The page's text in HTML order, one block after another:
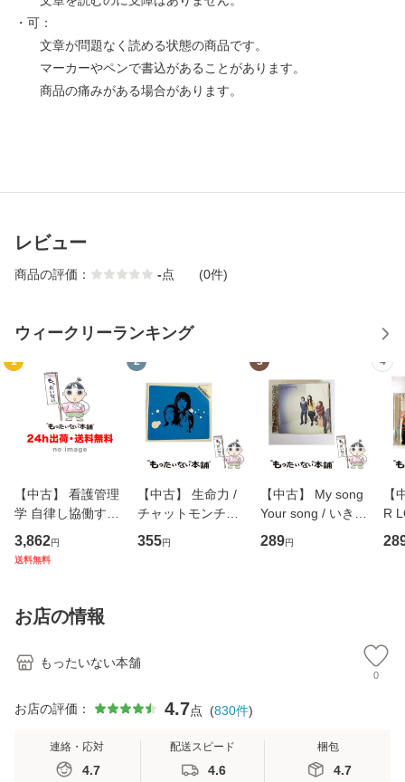
・可：
文章が問題なく読める状態の商品です。
マーカーやペンで書込があることがあります。
商品の痛みがある場合があります。
レビュー
商品の評価： -点 (0件)
ウィークリーランキング
1
【中古】 看護管理
学 自律し協働する
専門職の看護マネ
ジメントスキル 改
恵 藤本幸三 / 南江
堂 [単行
3,862円
送料無料
2
【中古】 生命力 /
チャットモンチー /
キューンレコード
[CD]【メール便送
355円
3
【中古】 My song
Your song / いきも
のがかり / [CD]
【メール便送料無
289円
4
【
R
産
お店の情報
もったいない本舗
0
お店の評価： 4.7点 (830件)
連絡・応対
4.7
配送スピード
4.6
梱包
4.7